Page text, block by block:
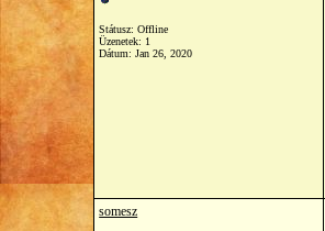
Státusz: Offline
Üzenetek: 1
Dátum:Jan 26, 2020
somesz